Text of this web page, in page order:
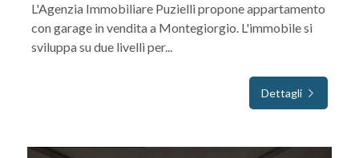
L'Agenzia Immobiliare Puzielli propone appartamento
con garage in vendita a Montegiorgio. L'immobile si
sviluppa su due livelli per...
Dettagli